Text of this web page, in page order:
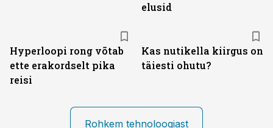
elusid
Hyperloopi rong võtab
ette erakordselt pika
reisi
Kas nutikella kiirgus on
täiesti ohutu?
Rohkem tehnoloogiast